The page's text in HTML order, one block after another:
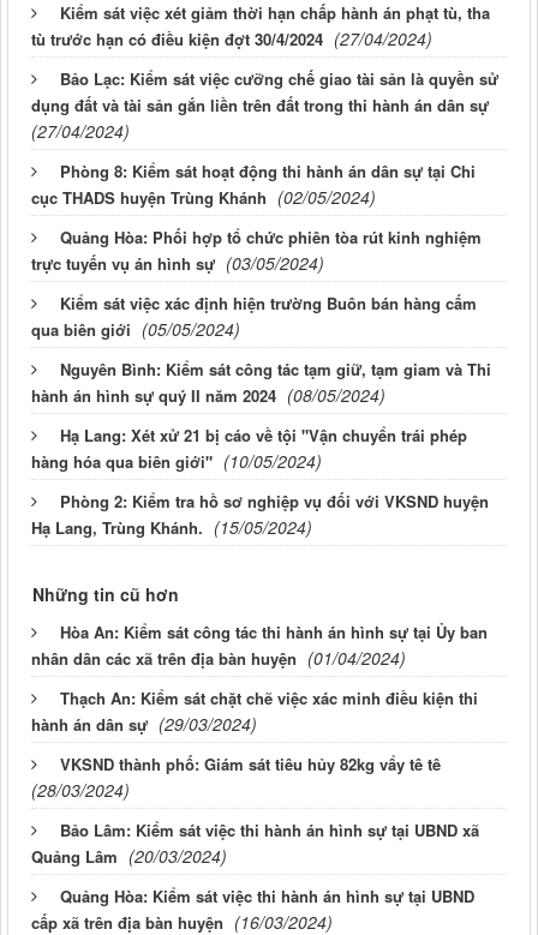
Kiểm sát việc xét giảm thời hạn chấp hành án phạt tù, tha
tù trước hạn có điều kiện đợt 30/4/2024 (27/04/2024)
Bảo Lạc: Kiểm sát việc cưỡng chế giao tài sản là quyền sử
dụng đất và tài sản gắn liền trên đất trong thi hành án dân sự
(27/04/2024)
Phòng 8: Kiểm sát hoạt động thi hành án dân sự tại Chi
cục THADS huyện Trùng Khánh (02/05/2024)
Quảng Hòa: Phối hợp tổ chức phiên tòa rút kinh nghiệm
trực tuyến vụ án hình sự (03/05/2024)
Kiểm sát việc xác định hiện trường Buôn bán hàng cấm
qua biên giới (05/05/2024)
Nguyên Bình: Kiểm sát công tác tạm giữ, tạm giam và Thi
hành án hình sự quý II năm 2024 (08/05/2024)
Hạ Lang: Xét xử 21 bị cáo về tội "Vận chuyển trái phép
hàng hóa qua biên giới" (10/05/2024)
Phòng 2: Kiểm tra hồ sơ nghiệp vụ đối với VKSND huyện
Hạ Lang, Trùng Khánh. (15/05/2024)
Những tin cũ hơn
Hòa An: Kiểm sát công tác thi hành án hình sự tại Ủy ban
nhân dân các xã trên địa bàn huyện (01/04/2024)
Thạch An: Kiểm sát chặt chẽ việc xác minh điều kiện thi
hành án dân sự (29/03/2024)
VKSND thành phố: Giám sát tiêu hủy 82kg vẩy tê tê
(28/03/2024)
Bảo Lâm: Kiểm sát việc thi hành án hình sự tại UBND xã
Quảng Lâm (20/03/2024)
Quảng Hòa: Kiểm sát việc thi hành án hình sự tại UBND
cấp xã trên địa bàn huyện (16/03/2024)